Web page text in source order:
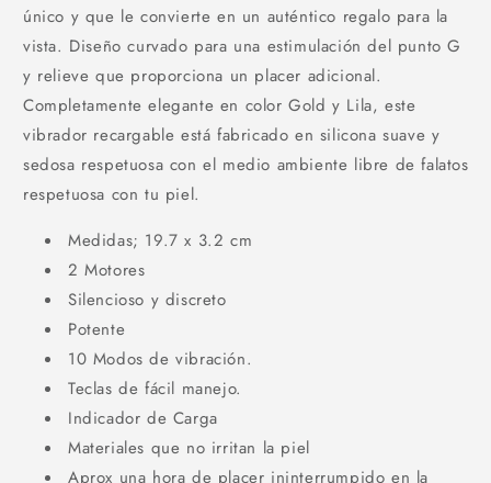
único y que le convierte en un auténtico regalo para la
vista. Diseño curvado para una estimulación del punto G
y relieve que proporciona un placer adicional.
Completamente elegante en color Gold y Lila, este
vibrador recargable está fabricado en silicona suave y
sedosa respetuosa con el medio ambiente libre de falatos
respetuosa con tu piel.
Medidas; 19.7 x 3.2 cm
2 Motores
Silencioso y discreto
Potente
10 Modos de vibración.
Teclas de fácil manejo.
Indicador de Carga
Materiales que no irritan la piel
Aprox una hora de placer ininterrumpido en la